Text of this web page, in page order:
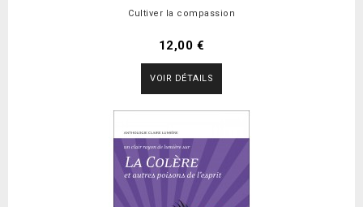
Cultiver la compassion
12,00 €
VOIR DÉTAILS